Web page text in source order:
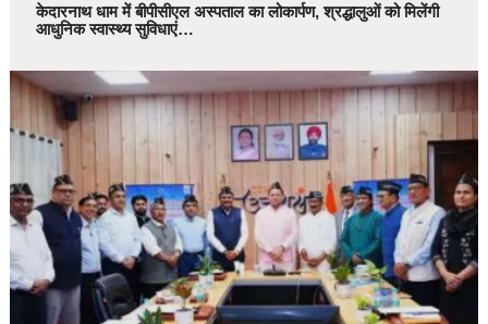
केदारनाथ धाम में बीपीसीएल अस्पताल का लोकार्पण, श्रद्धालुओं को मिलेंगी
आधुनिक स्वास्थ्य सुविधाएं…